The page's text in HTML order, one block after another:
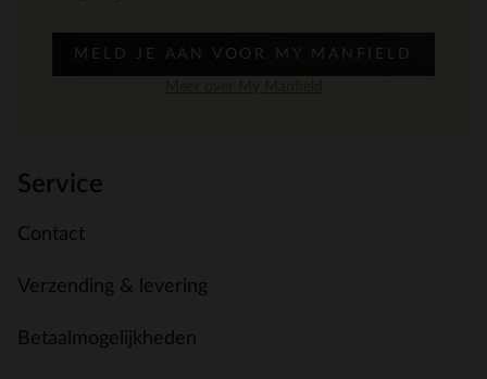
MELD JE AAN VOOR MY MANFIELD
Service
Contact
Verzending & levering
Betaalmogelijkheden